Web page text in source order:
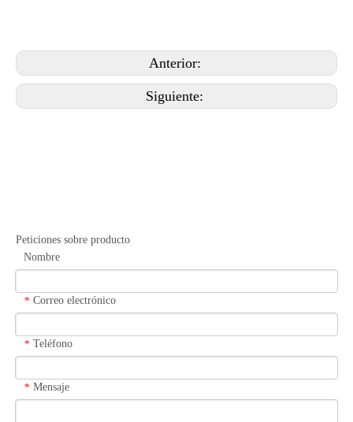
Anterior:
Siguiente:
Peticiones sobre producto
Nombre
* Correo electrónico
* Teléfono
* Mensaje